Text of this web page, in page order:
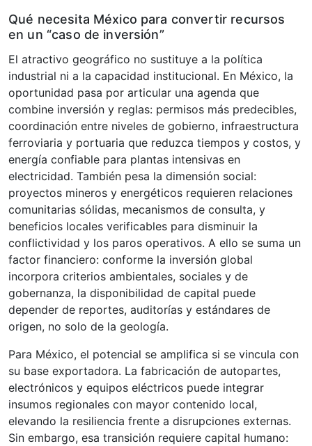
Qué necesita México para convertir recursos
en un “caso de inversión”
El atractivo geográfico no sustituye a la política
industrial ni a la capacidad institucional. En México, la
oportunidad pasa por articular una agenda que
combine inversión y reglas: permisos más predecibles,
coordinación entre niveles de gobierno, infraestructura
ferroviaria y portuaria que reduzca tiempos y costos, y
energía confiable para plantas intensivas en
electricidad. También pesa la dimensión social:
proyectos mineros y energéticos requieren relaciones
comunitarias sólidas, mecanismos de consulta, y
beneficios locales verificables para disminuir la
conflictividad y los paros operativos. A ello se suma un
factor financiero: conforme la inversión global
incorpora criterios ambientales, sociales y de
gobernanza, la disponibilidad de capital puede
depender de reportes, auditorías y estándares de
origen, no solo de la geología.
Para México, el potencial se amplifica si se vincula con
su base exportadora. La fabricación de autopartes,
electrónicos y equipos eléctricos puede integrar
insumos regionales con mayor contenido local,
elevando la resiliencia frente a disrupciones externas.
Sin embargo, esa transición requiere capital humano: